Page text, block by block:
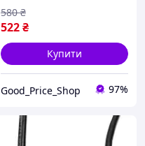
522₴
580 ₴
Купити
Good_Price_Shop 97%